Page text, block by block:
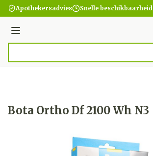
Ga naar de inhoud
Apothekersadvies Snelle beschikbaarheid
Menu
Bota Ortho Df 2100 Wh N3